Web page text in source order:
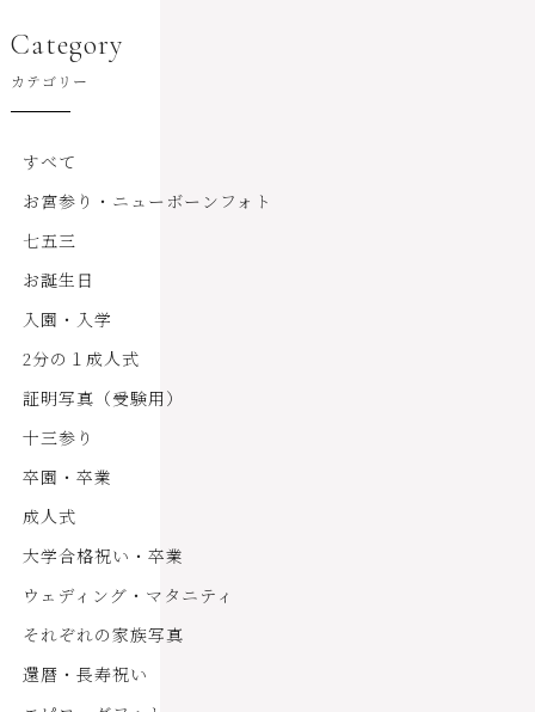
Category
カテゴリー
すべて
お宮参り・ニューボーンフォト
七五三
お誕生日
入園・入学
2分の１成人式
証明写真（受験用）
十三参り
卒園・卒業
成人式
大学合格祝い・卒業
ウェディング・マタニティ
それぞれの家族写真
還暦・長寿祝い